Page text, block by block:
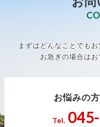
まずはどんなことでも
お急ぎの場合はお
お悩みの
Tel.